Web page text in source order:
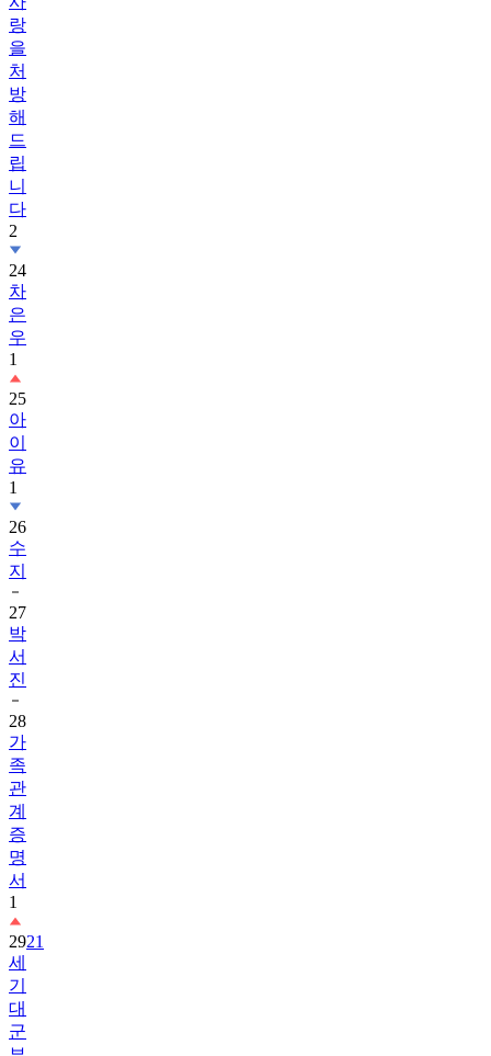
랑
을
처
방
해
드
립
니
다
2
24
차
은
우
1
25
아
이
유
1
26
수
지
27
박
서
진
28
가
족
관
계
증
명
서
1
2921
세
기
대
군